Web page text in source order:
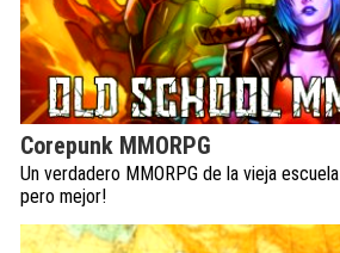
Corepunk MMORPG
Un verdadero MMORPG de la vieja
pero mejor!